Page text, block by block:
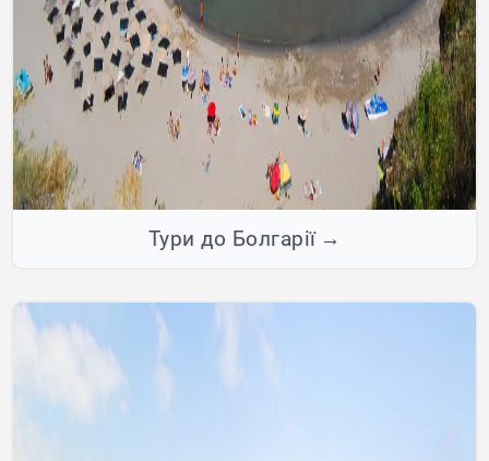
Тури до Болгарії